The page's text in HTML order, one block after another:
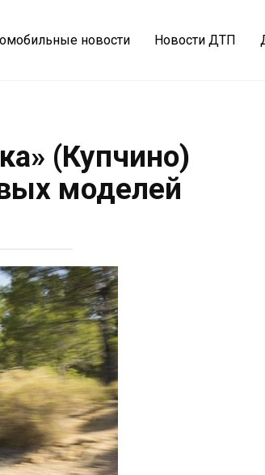
новости Новости ДТП
(Купчино)
моделей